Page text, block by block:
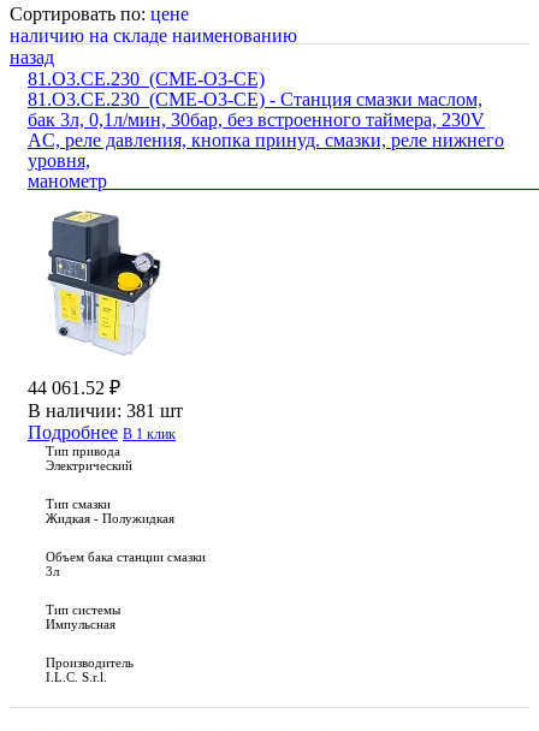
Сортировать по: цене
наличию на складе наименованию
назад
81.O3.CE.230_(CME-O3-CE)
81.O3.CE.230_(CME-O3-CE) - Станция смазки маслом,
бак 3л, 0,1л/мин, 30бар, без встроенного таймера, 230V
AC, реле давления, кнопка принуд. смазки, реле нижнего
уровня,
44 061.52 ₽
В наличии: 381 шт
Подробнее В 1 клик
Тип привода
Электрический
Тип смазки
Жидкая - Полужидкая
Объем бака станции смазки
3л
Тип системы
Импульсная
Производитель
I.L.C. S.r.l.